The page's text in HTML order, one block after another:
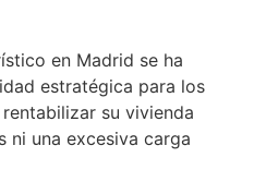
en Madrid se ha
estratégica para los
su vivienda
ni una excesiva carga